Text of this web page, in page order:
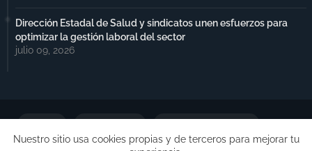
Dirección Estadal de Salud y sindicatos unen esfuerzos para
optimizar la gestión laboral del sector
julio 09, 2026
Nuestro sitio usa cookies propias y de terceros para mejorar tu